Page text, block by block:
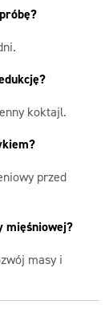
koktajl.
przed
mięśniowej?
masy i